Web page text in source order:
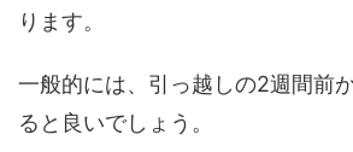
ります。
一般的には、引っ越しの2週間前
ると良いでしょう。